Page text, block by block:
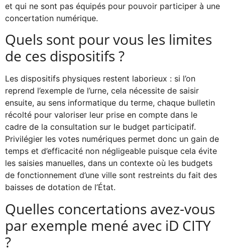
et qui ne sont pas équipés pour pouvoir participer à une
concertation numérique.
Quels sont pour vous les limites
de ces dispositifs ?
Les dispositifs physiques restent laborieux : si l’on
reprend l’exemple de l’urne, cela nécessite de saisir
ensuite, au sens informatique du terme, chaque bulletin
récolté pour valoriser leur prise en compte dans le
cadre de la consultation sur le budget participatif.
Privilégier les votes numériques permet donc un gain de
temps et d’efficacité non négligeable puisque cela évite
les saisies manuelles, dans un contexte où les budgets
de fonctionnement d’une ville sont restreints du fait des
baisses de dotation de l’État.
Quelles concertations avez-vous
par exemple mené avec iD CITY
?